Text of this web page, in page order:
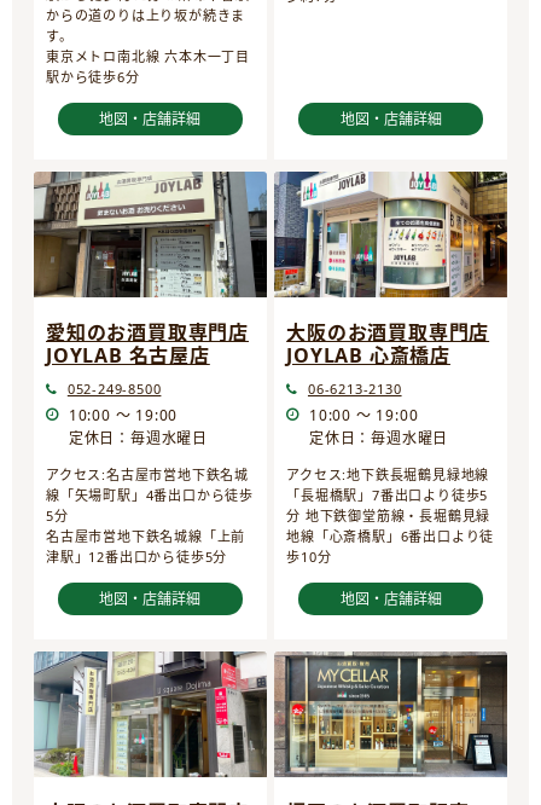
からの道のりは上り坂が続きま
す。
東京メトロ南北線 六本木一丁目
駅から徒歩6分
地図・店舗詳細 地図・店舗詳細
愛知のお酒買取専門店
JOYLAB 名古屋店
052-249-8500
10:00 ～ 19:00
定休日：毎週水曜日
アクセス:名古屋市営地下鉄名城
線「矢場町駅」4番出口から徒歩
5分
名古屋市営地下鉄名城線「上前
津駅」12番出口から徒歩5分
地図・店舗詳細
大阪のお酒買取専門店
JOYLAB 心斎橋店
06-6213-2130
10:00 ～ 19:00
定休日：毎週水曜日
アクセス:地下鉄長堀鶴見緑地線
「長堀橋駅」7番出口より徒歩5
分 地下鉄御堂筋線・長堀鶴見緑
地線「心斎橋駅」6番出口より徒
歩10分
地図・店舗詳細